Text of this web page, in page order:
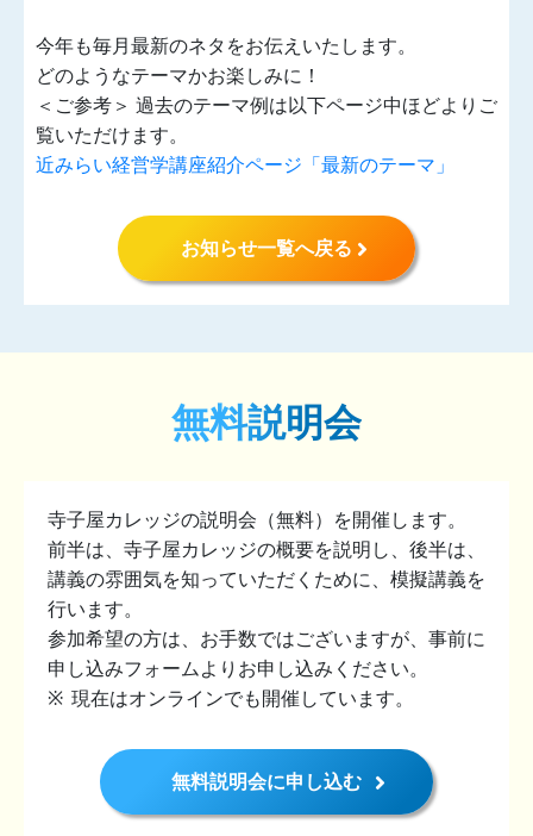
今年も毎月最新のネタをお伝えいたします。
どのようなテーマかお楽しみに！
＜ご参考＞ 過去のテーマ例は以下ページ中ほどよりご
覧いただけます。
近みらい経営学講座紹介ページ「最新のテーマ」
お知らせ一覧へ戻る
無料説明会
寺子屋カレッジの説明会（無料）を開催します。
前半は、寺子屋カレッジの概要を説明し、後半は、
講義の雰囲気を知っていただくために、模擬講義を
行います。
参加希望の方は、お手数ではございますが、事前に
申し込みフォームよりお申し込みください。
現在はオンラインでも開催しています。
無料説明会に申し込む